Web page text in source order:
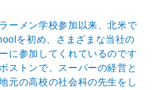
ーメン学校参加以来、北米で
を初め、さまざまな当社の
に参加してくれているのです
ストンで、スーパーの経営と
元の高校の社会科の先生をし